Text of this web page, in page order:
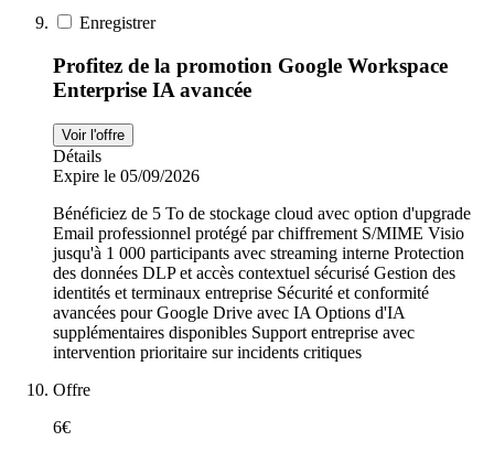
Enregistrer
Profitez de la promotion Google Workspace
Enterprise IA avancée
Voir l'offre
Détails
Expire le 05/09/2026
Bénéficiez de 5 To de stockage cloud avec option d'upgrade
Email professionnel protégé par chiffrement S/MIME Visio
jusqu'à 1 000 participants avec streaming interne Protection
des données DLP et accès contextuel sécurisé Gestion des
identités et terminaux entreprise Sécurité et conformité
avancées pour Google Drive avec IA Options d'IA
supplémentaires disponibles Support entreprise avec
intervention prioritaire sur incidents critiques
Offre
6€